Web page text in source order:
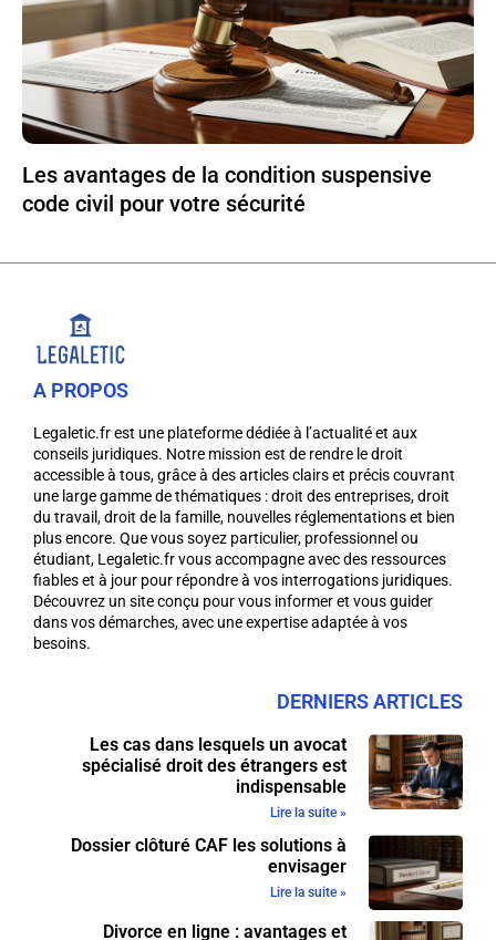
Les avantages de la condition suspensive
code civil pour votre sécurité
A PROPOS
Legaletic.fr est une plateforme dédiée à l’actualité et aux
conseils juridiques. Notre mission est de rendre le droit
accessible à tous, grâce à des articles clairs et précis couvrant
une large gamme de thématiques : droit des entreprises, droit
du travail, droit de la famille, nouvelles réglementations et bien
plus encore. Que vous soyez particulier, professionnel ou
étudiant, Legaletic.fr vous accompagne avec des ressources
fiables et à jour pour répondre à vos interrogations juridiques.
Découvrez un site conçu pour vous informer et vous guider
dans vos démarches, avec une expertise adaptée à vos
besoins.
DERNIERS ARTICLES
Les cas dans lesquels un avocat
spécialisé droit des étrangers est
indispensable
Lire la suite »
Dossier clôturé CAF les solutions à
envisager
Lire la suite »
Divorce en ligne : avantages et